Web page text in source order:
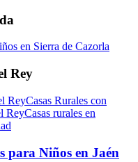
en Sierra de Cazorla
Rey
ReyCasas Rurales con
ReyCasas rurales en
para Niños en Jaén